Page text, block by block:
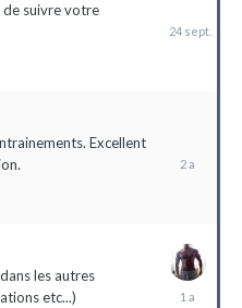
de suivre votre
2023
Excellent
2022
les autres
etc...)
10